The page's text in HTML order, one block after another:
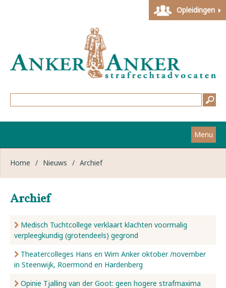
Opleidingen
Menu
Home
Strafzaken
Werkwijze
Nieuws
Home / Nieuws / Archief
Archief
Medisch Tuchtcollege verklaart klachten voormalig
verpleegkundig (grotendeels) gegrond
Theatercolleges Hans en Wim Anker oktober /november
in Steenwijk, Roermond en Hardenberg
Opinie Tjalling van der Goot: geen hogere strafmaxima